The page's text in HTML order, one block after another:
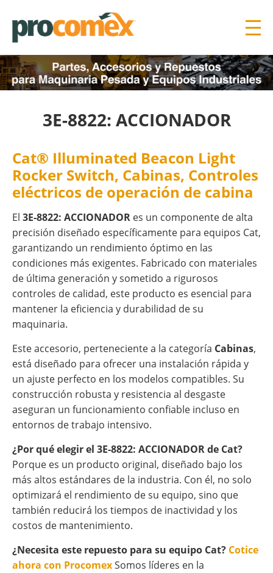
3E-8822: ACCIONADOR
Cat® Illuminated Beacon Light
Rocker Switch, Cabinas, Controles
eléctricos de operación de cabina
El 3E-8822: ACCIONADOR es un componente de alta
precisión diseñado específicamente para equipos Cat,
garantizando un rendimiento óptimo en las
condiciones más exigentes. Fabricado con materiales
de última generación y sometido a rigurosos
controles de calidad, este producto es esencial para
mantener la eficiencia y durabilidad de su
maquinaria.
Este accesorio, perteneciente a la categoría Cabinas,
está diseñado para ofrecer una instalación rápida y
un ajuste perfecto en los modelos compatibles. Su
construcción robusta y resistencia al desgaste
aseguran un funcionamiento confiable incluso en
entornos de trabajo intensivo.
¿Por qué elegir el 3E-8822: ACCIONADOR de Cat?
Porque es un producto original, diseñado bajo los
más altos estándares de la industria. Con él, no solo
optimizará el rendimiento de su equipo, sino que
también reducirá los tiempos de inactividad y los
costos de mantenimiento.
¿Necesita este repuesto para su equipo Cat? Cotice
ahora con ProcomexSomos líderes en la